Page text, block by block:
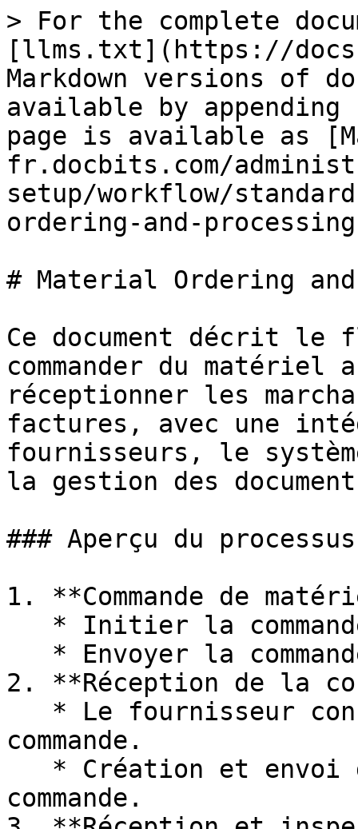
> For the complete
[llms.txt](https://
Markdown versions of
available by
page is available as
fr.docbits.com/
setup/workflow/
ordering-and-
# Material Ordering
Ce document décrit
commander du
réceptionner les
factures, avec une
fournisseurs, le
la gestion des
### Aperçu du processus
1. **Commande de
2. **Réception de la
commande.
commande.